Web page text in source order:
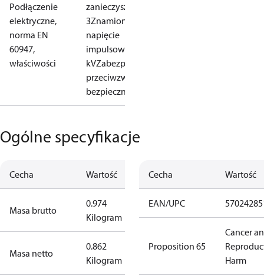
Podłączenie
elektryczne,
norma EN
60947,
właściwości
zanieczyszczenia:
3Znamionowe
napięcie
impulsowe: 4
kVZabezpieczenie
przeciwzwarciowe,
bezpiecznik: 10 A
Ogólne specyfikacje
Cecha Wartość
Masa brutto
0.974
Kilogram
Masa netto
0.862
Kilogram
Cecha Wartość
EAN/UPC
Proposition 65
Cancer
Harm